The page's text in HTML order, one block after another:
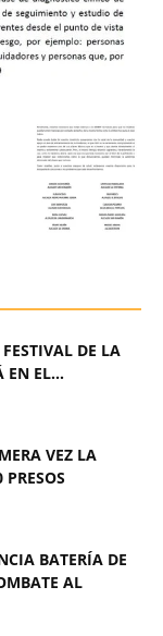
DE LA
EN EL...
VEZ LA
BATERÍA DE
AL